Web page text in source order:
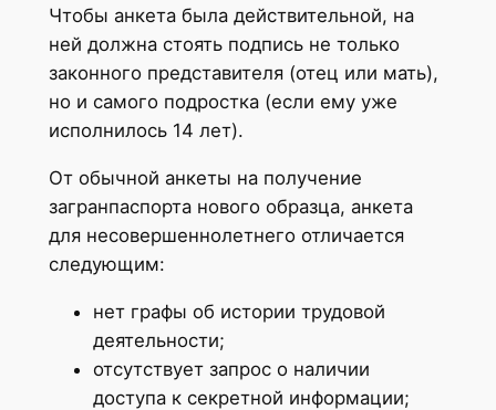
Чтобы анкета была действительной, на
ней должна стоять подпись не только
законного представителя (отец или мать),
но и самого подростка (если ему уже
исполнилось 14 лет).
От обычной анкеты на получение
загранпаспорта нового образца, анкета
для несовершеннолетнего отличается
следующим:
нет графы об истории трудовой
деятельности;
отсутствует запрос о наличии
доступа к секретной информации;